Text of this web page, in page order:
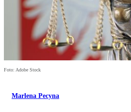
Foto: Adobe Stock
Marlena Pecyna